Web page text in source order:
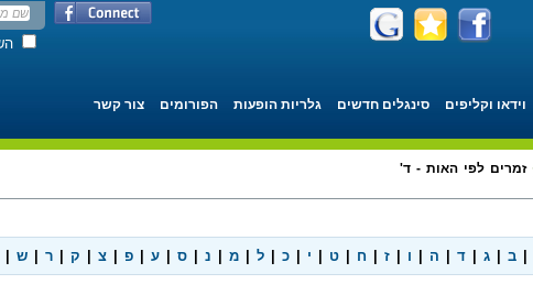
וידאו וקליפים סינגלים חדשים גלריות הופעות הפורומים צור קשר
זמרים לפי האות - ד'
ב ג ד ה ו ז ח ט י כ ל מ נ ס ע פ צ ק ר ש